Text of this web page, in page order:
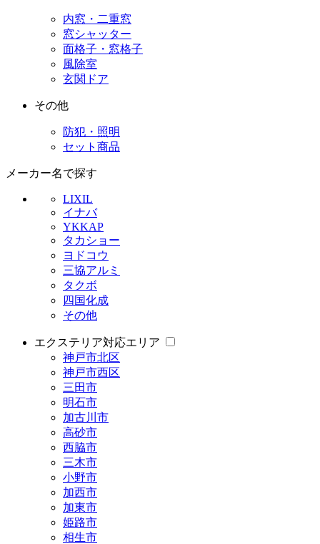
内窓・二重窓
窓シャッター
面格子・窓格子
風除室
玄関ドア
その他
防犯・照明
セット商品
メーカー名で探す
LIXIL
イナバ
YKKAP
タカショー
ヨドコウ
三協アルミ
タクボ
四国化成
その他
エクステリア対応エリア
神戸市北区
神戸市西区
三田市
明石市
加古川市
高砂市
西脇市
三木市
小野市
加西市
加東市
姫路市
相生市